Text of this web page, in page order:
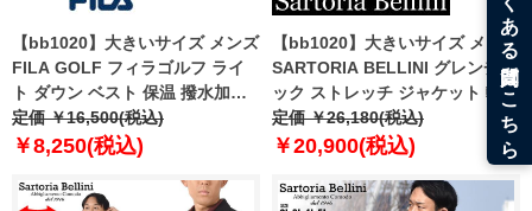
【bb1020】大きいサイズ メンズ
FILA GOLF フィラゴルフ ライ
ト ダウン ベスト 保温 撥水加工
782220k
定価 ￥16,500(税込)
￥8,250(税込)
【bb1020】大きいサイズ メンズ
SARTORIA BELLINI グレンチェ
ック ストレッチ ジャケット 軽量
ウォッシャブル イージーケア
azjw2307-s1
定価 ￥26,180(税込)
￥20,900(税込)